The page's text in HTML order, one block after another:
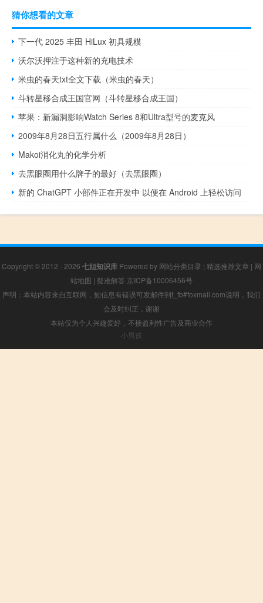
猜你想看的文章
下一代 2025 丰田 HiLux 初具规模
沃尔沃押注于这种新的充电技术
米虫的春天txt全文下载（米虫的春天）
斗转星移合成王国官网（斗转星移合成王国）
苹果：新漏洞影响Watch Series 8和Ultra型号的麦克风
2009年8月28日五行属什么（2009年8月28日）
Makoi消化丸的化学分析
去黑眼圈用什么牌子的最好（去黑眼圈）
新的 ChatGPT 小部件正在开发中 以便在 Android 上轻松访问
Copyright © 2012 - 2026 七姐知识库 Powered by 网站分类目录 | 精选推荐文章 | 网
站地图 | 疑难解答 京ICP备10006456号
声明：本站内容来自互联网，如信息有错误可发邮件到f_fb#foxmail.com说明，我们
会及时纠正，谢谢
本站仅为个人兴趣爱好，不接盈利性广告及商业合作
小男孩